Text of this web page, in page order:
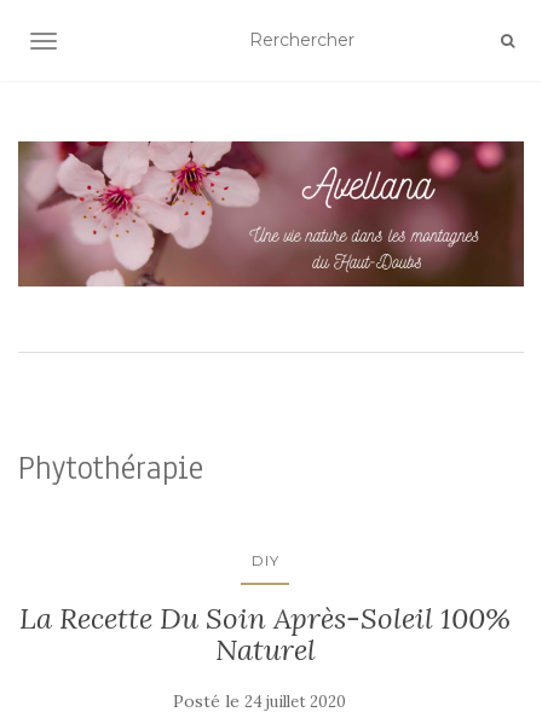
AFFICHER/MASQUER LA NAVIGATION
Phytothérapie
DIY
La Recette Du Soin Après-Soleil 100%
Naturel
Posté le 24 juillet 2020